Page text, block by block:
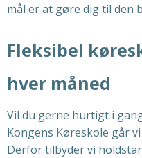
mål er at gøre dig til den
Fleksibel
hver måned
Vil du gerne hurtigt i
Kongens Køreskole går
Derfor tilbyder vi